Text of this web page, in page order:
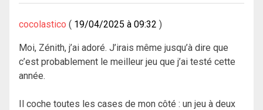
cocolastico 19/04/2025 à 09:32
Moi, Zénith, j’ai adoré. J’irais même jusqu’à dire que
c’est probablement le meilleur jeu que j’ai testé cette
année.
Il coche toutes les cases de mon côté : un jeu à deux